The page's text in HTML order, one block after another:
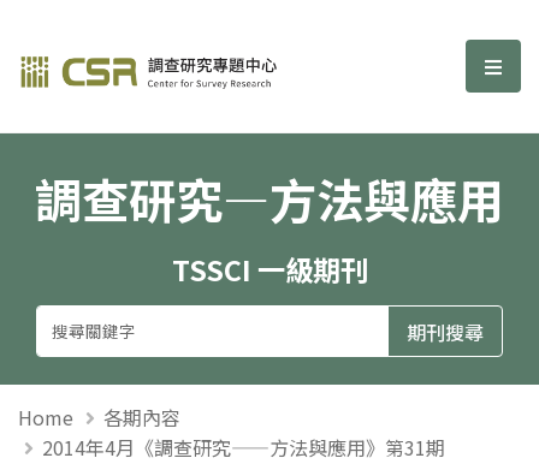
調查研究—方法與應用期刊 選
調查研究—方法與應用
TSSCI 一級期刊
Home
各期內容
2014年4月《調查研究——方法與應用》第31期